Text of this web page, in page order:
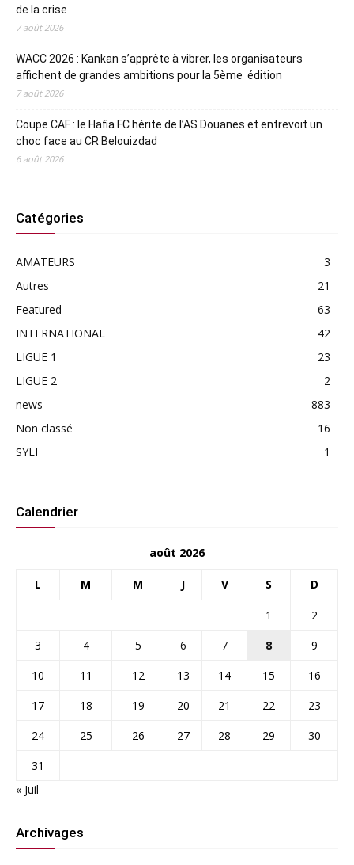
de la crise
7 août 2026
WACC 2026 : Kankan s’apprête à vibrer, les organisateurs
affichent de grandes ambitions pour la 5ème édition
7 août 2026
Coupe CAF : le Hafia FC hérite de l’AS Douanes et entrevoit un
choc face au CR Belouizdad
6 août 2026
Catégories
AMATEURS
3
Autres
21
Featured
63
INTERNATIONAL
42
LIGUE 1
23
LIGUE 2
2
news
883
Non classé
16
SYLI
1
Calendrier
août 2026
L M M J V S D
1
2
3
4 5 6 7 8
9
10
11 12 13 14 15
16
17
18 19 20 21 22
23
24
25 26 27 28 29
30
31
« Juil
Archivages